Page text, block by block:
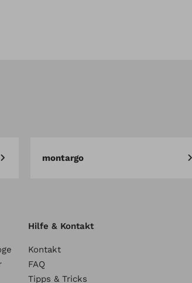
montargo
Hilfe & Kontakt
Kontakt
FAQ
Tipps & Tricks